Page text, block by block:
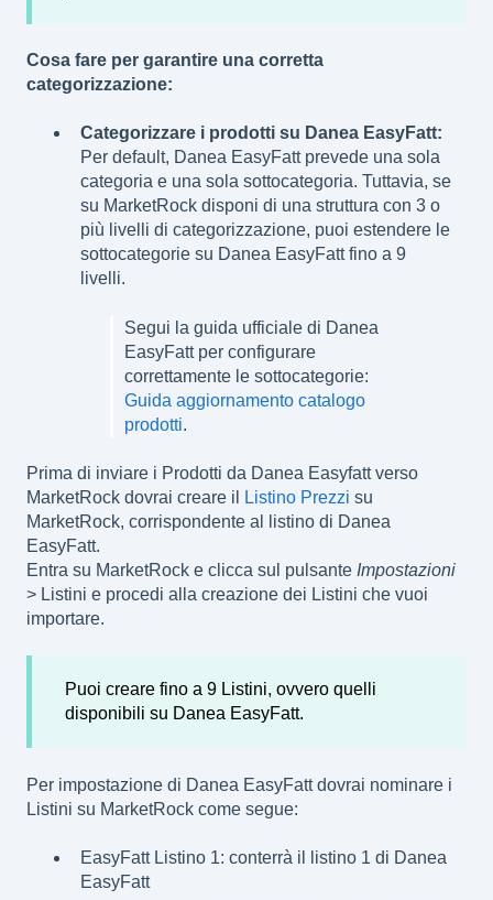
Cosa fare per garantire una corretta
categorizzazione:
Categorizzare i prodotti su Danea EasyFatt:
Per default, Danea EasyFatt prevede una sola
categoria e una sola sottocategoria. Tuttavia, se
su MarketRock disponi di una struttura con 3 o
più livelli di categorizzazione, puoi estendere le
sottocategorie su Danea EasyFatt fino a 9
livelli.
Segui la guida ufficiale di Danea
EasyFatt per configurare
correttamente le sottocategorie:
Guida aggiornamento catalogo
prodotti.
Prima di inviare i Prodotti da Danea Easyfatt verso
MarketRock dovrai creare il
Listino Prezzi su
MarketRock, corrispondente al listino di Danea
EasyFatt.
Entra su MarketRock e clicca sul pulsante Impostazioni
> Listini e procedi alla creazione dei Listini che vuoi
importare.
Puoi creare fino a 9 Listini, ovvero quelli
disponibili su Danea EasyFatt.
Per impostazione di Danea EasyFatt dovrai nominare i
Listini su MarketRock come segue:
EasyFatt Listino 1: conterrà il listino 1 di Danea
EasyFatt